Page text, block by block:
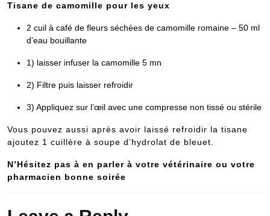
Tisane de camomille pour les yeux
2 cuil à café de fleurs séchées de camomille romaine – 50 ml
d’eau bouillante
1) laisser infuser la camomille 5 mn
2) Filtre puis laisser refroidir
3) Appliquez sur l’œil avec une compresse non tissé ou stérile
Vous pouvez aussi après avoir laissé refroidir la tisane
ajoutez 1 cuillère à soupe d’hydrolat de bleuet.
N’Hésitez pas à en parler à votre vétérinaire ou votre
pharmacien bonne soirée